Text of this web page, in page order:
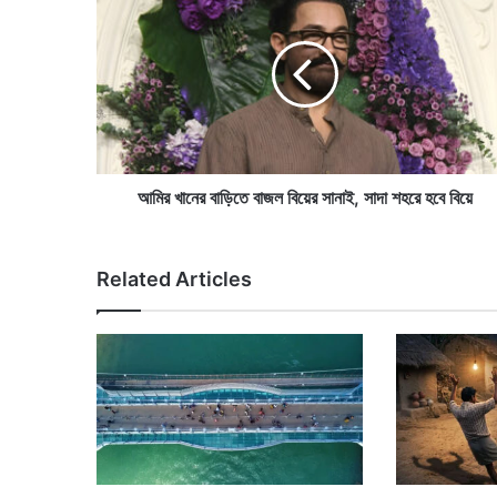
নে
র
বা
ড়ি
তে
য়ে
র
সা
ই
,
সা
দা
শ
আমির খানের বাড়িতে বাজল বিয়ের সানাই, সাদা শহরে হবে বিয়ে
Related Articles